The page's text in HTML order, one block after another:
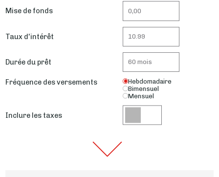
Mise de fonds
Taux d'intérêt
Durée du prêt
Fréquence des versements
Hebdomadaire
Bimensuel
Mensuel
Inclure les taxes